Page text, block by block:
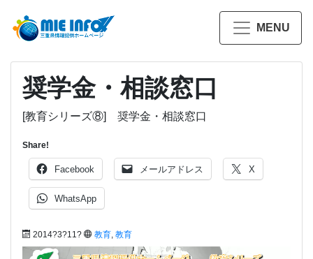
MENU
奨学金・相談窓口
[教育シリーズ⑧] 奨学金・相談窓口
Share!
Facebook メールアドレス X
WhatsApp
2014?3?11? 教育, 教育